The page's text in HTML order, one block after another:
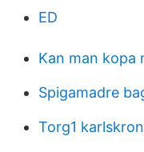
ED
Kan man kopa
Spigamadre
Torg1